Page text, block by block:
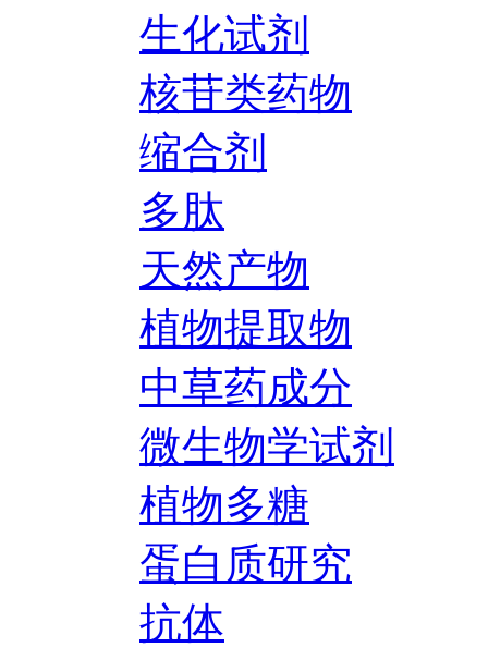
生化试剂
核苷类药物
缩合剂
多肽
天然产物
植物提取物
中草药成分
微生物学试剂
植物多糖
蛋白质研究
抗体